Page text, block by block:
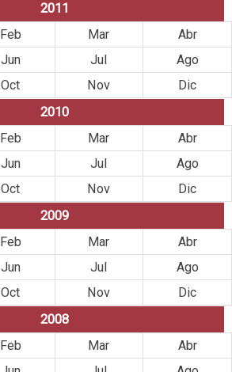
2011
Feb Mar
Abr
Jun Jul
Ago
Oct Nov
Dic
2010
Feb Mar
Abr
Jun Jul
Ago
Oct Nov
Dic
2009
Feb Mar
Abr
Jun Jul
Ago
Oct Nov
Dic
2008
Feb Mar
Abr